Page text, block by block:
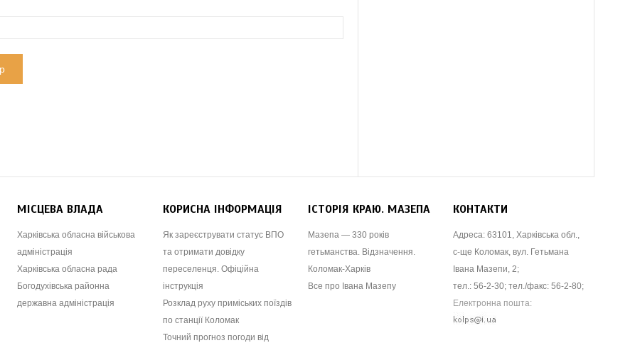
МІСЦЕВА ВЛАДА
Харківська обласна військова
адміністрація
Харківська обласна рада
Богодухівська районна
державна адміністрація
КОРИСНА ІНФОРМАЦІЯ
Як зареєструвати статус ВПО
та отримати довідку
переселенця. Офіційна
інструкція
Розклад руху приміських поїздів
по станції Коломак
Точний прогноз погоди від
ІСТОРІЯ КРАЮ. МАЗЕПА
Мазепа — 330 років
гетьманства. Відзначення.
Коломак-Харків
Все про Івана Мазепу
КОНТАКТИ
Адреса: 63101, Харківська обл.,
с-ще Коломак, вул. Гетьмана
Івана Мазепи, 2;
тел.: 56-2-30; тел./факс: 56-2-80;
Електронна пошта: